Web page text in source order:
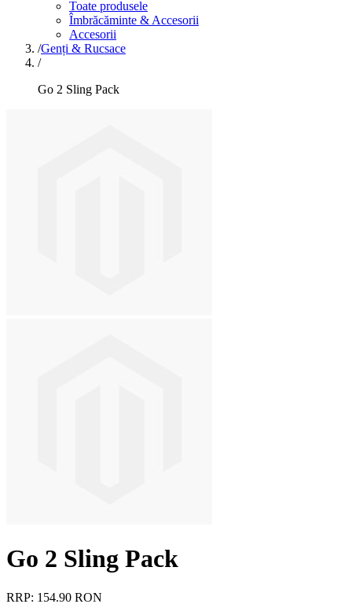
Toate produsele
Îmbrăcăminte & Accesorii
Accesorii
/Genți & Rucsace
/
Go 2 Sling Pack
Go 2 Sling Pack
RRP: 154.90 RON